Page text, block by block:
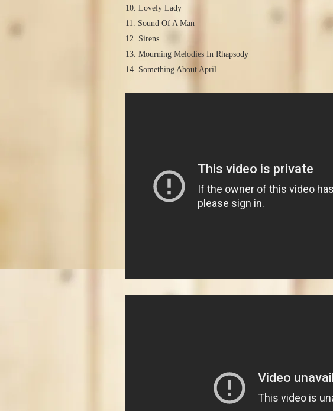
10. Lovely Lady
11. Sound Of A Man
12. Sirens
13. Mourning Melodies In Rhapsody
14. Something About April